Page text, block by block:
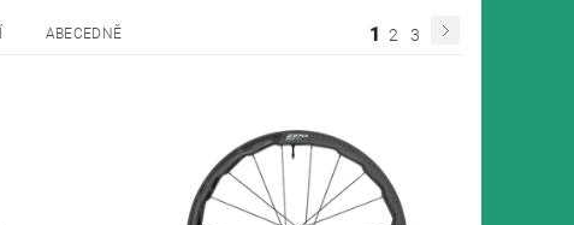
ABECEDNĚ 1 2 3